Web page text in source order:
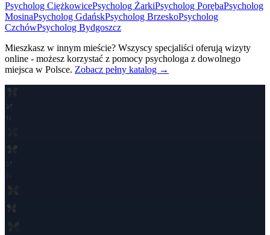
Psycholog CiężkowicePsycholog ŻarkiPsycholog PorębaPsycholog
MosinaPsycholog GdańskPsycholog BrzeskoPsycholog
CzchówPsycholog Bydgoszcz
Mieszkasz w innym mieście? Wszyscy specjaliści oferują wizyty
online - możesz korzystać z pomocy psychologa z dowolnego
miejsca w Polsce. Zobacz pełny katalog →